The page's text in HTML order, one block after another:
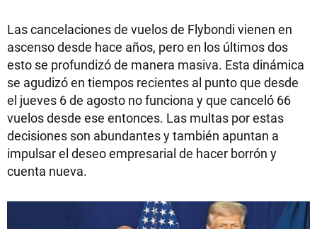
Las cancelaciones de vuelos de Flybondi vienen en
ascenso desde hace años, pero en los últimos dos
esto se profundizó de manera masiva. Esta dinámica
se agudizó en tiempos recientes al punto que desde
el jueves 6 de agosto no funciona y que canceló 66
vuelos desde ese entonces. Las multas por estas
decisiones son abundantes y también apuntan a
impulsar el deseo empresarial de hacer borrón y
cuenta nueva.